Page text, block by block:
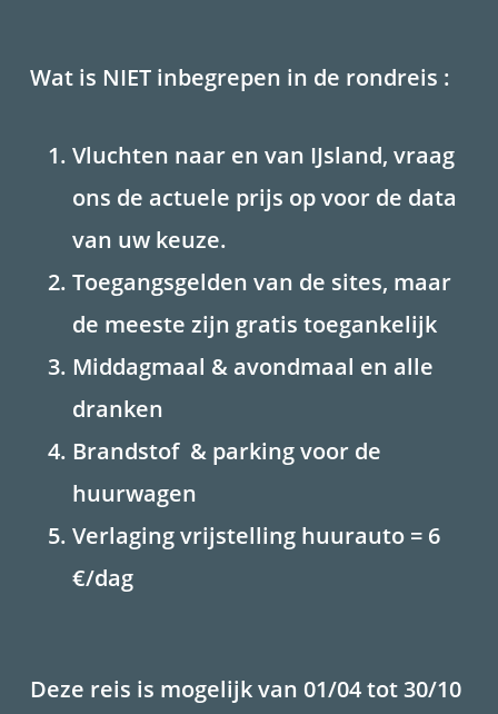
Wat is NIET inbegrepen in de rondreis :
Vluchten naar en van IJsland, vraag
ons de actuele prijs op voor de data
van uw keuze.
Toegangsgelden van de sites, maar
de meeste zijn gratis toegankelijk
Middagmaal & avondmaal en alle
dranken
Brandstof & parking voor de
huurwagen
Verlaging vrijstelling huurauto = 6
€/dag
Deze reis is mogelijk van 01/04 tot 30/10